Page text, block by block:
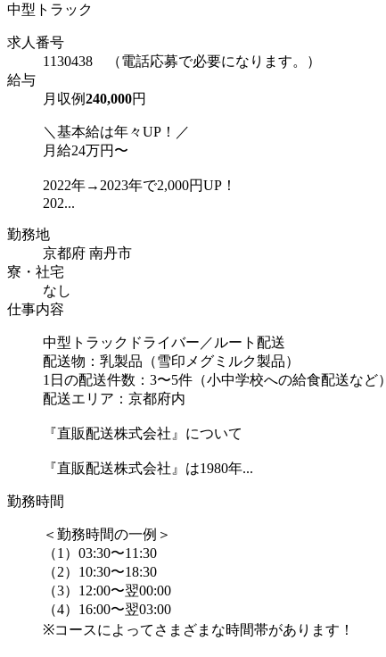
中型トラック
求人番号
1130438 （電話応募で必要になります。）
給与
月収例240,000円
＼基本給は年々UP！／
月給24万円〜
2022年→2023年で2,000円UP！
202...
勤務地
京都府 南丹市
寮・社宅
なし
仕事内容
中型トラックドライバー／ルート配送
配送物：乳製品（雪印メグミルク製品）
1日の配送件数：3〜5件（小中学校への給食配送など）
配送エリア：京都府内
『直販配送株式会社』について
『直販配送株式会社』は1980年...
勤務時間
＜勤務時間の一例＞
（1）03:30〜11:30
（2）10:30〜18:30
（3）12:00〜翌00:00
（4）16:00〜翌03:00
※コースによってさまざまな時間帯があります！